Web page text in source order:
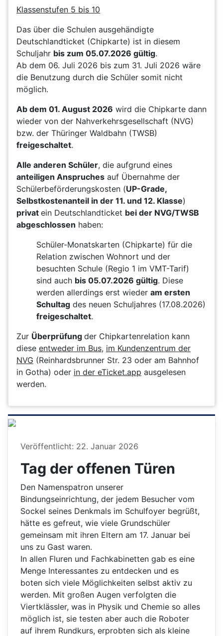
Klassenstufen 5 bis 10
Das über die Schulen ausgehändigte
Deutschlandticket (Chipkarte) ist in diesem
Schuljahr bis zum 05.07.2026 gültig.
Ab dem 06. Juli 2026 bis zum 31. Juli 2026 wäre
die Benutzung durch die Schüler somit nicht
möglich.
Ab dem 01. August 2026 wird die Chipkarte dann
wieder von der Nahverkehrsgesellschaft (NVG)
bzw. der Thüringer Waldbahn (TWSB)
freigeschaltet.
Alle anderen Schüler, die aufgrund eines
anteiligen Anspruches auf Übernahme der
Schülerbeförderungskosten (UP-Grade,
Selbstkostenanteil in der 11. und 12. Klasse)
privat ein Deutschlandticket bei der NVG/TWSB
abgeschlossen haben:
Schüler-Monatskarten (Chipkarte) für die
Relation zwischen Wohnort und der
besuchten Schule (Regio 1 im VMT-Tarif)
sind auch bis 05.07.2026 gültig. Diese
werden allerdings erst wieder am ersten
Schultag des neuen Schuljahres (17.08.2026)
freigeschaltet.
Zur Überprüfung der Chipkartenrelation kann
diese entweder im Bus, im Kundenzentrum der
NVG (Reinhardsbrunner Str. 23 oder am Bahnhof
in Gotha) oder in der eTicket.app ausgelesen
werden.
Details
Veröffentlicht: 22. Januar 2026
Tag der offenen Türen
Den Namenspatron unserer
Bindungseinrichtung, der jedem Besucher vom
Sockel seines Denkmals im Schulfoyer begrüßt,
hätte es gefreut, wie viele Grundschüler
gemeinsam mit ihren Eltern am 17. Januar bei
uns zu Gast waren.
In allen Fluren und Fachkabinetten gab es eine
Menge Interessantes zu entdecken und es
boten sich viele Möglichkeiten selbst aktiv zu
werden. Mit großen Augen verfolgten die
Viertklässler, was in Physik und Chemie so alles
möglich ist, sie testen aber auch die Roboter
auf ihrem Rundkurs, erprobten sich als kleine